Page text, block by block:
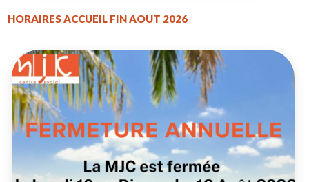
HORAIRES ACCUEIL FIN AOUT 2026